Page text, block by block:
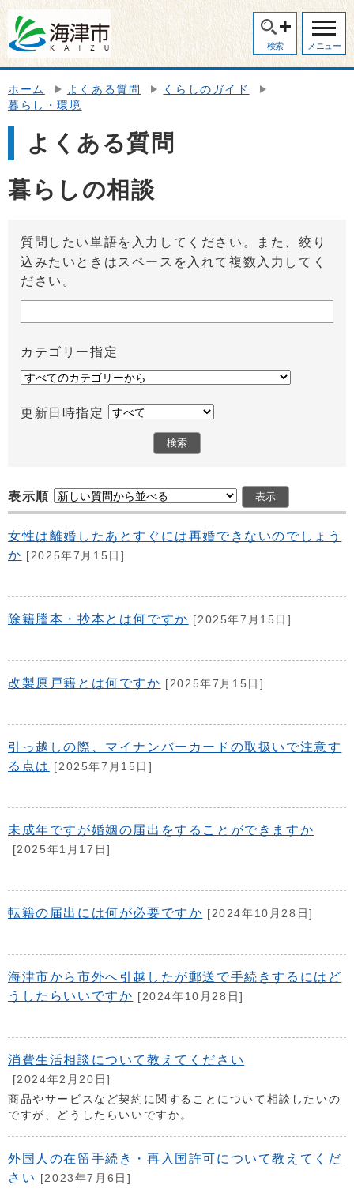
検索 メニュー
ホーム よくある質問
くらしのガイド
暮らし・環境
よくある質問
暮らしの相談
質問したい単語を入力してください。また、絞り
込みたいときはスペースを入れて複数入力してく
ださい。
カテゴリー指定
更新日時指定
表示順
女性は離婚したあとすぐには再婚できないのでしょう
か [2025年7月15日]
除籍謄本・抄本とは何ですか [2025年7月15日]
改製原戸籍とは何ですか [2025年7月15日]
引っ越しの際、マイナンバーカードの取扱いで注意す
る点は [2025年7月15日]
未成年ですが婚姻の届出をすることができますか
[2025年1月17日]
転籍の届出には何が必要ですか [2024年10月28日]
海津市から市外へ引越したが郵送で手続きするにはど
うしたらいいですか [2024年10月28日]
消費生活相談について教えてください
[2024年2月20日]
商品やサービスなど契約に関することについて相談したいの
ですが、どうしたらいいですか。
外国人の在留手続き・再入国許可について教えてくだ
さい [2023年7月6日]